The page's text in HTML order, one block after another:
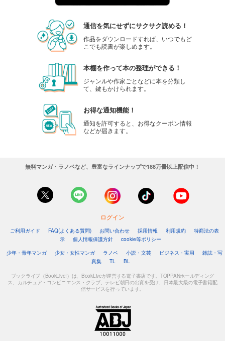
通信を気にせずにサクサク読める！
作品をダウンロードすれば、いつでもど
こでも読書が楽しめます。
本棚を作って本の整理ができる！
ジャンルや作家ごとなどに本を分類し
て、鍵もかけられます。
お得な通知機能！
通知を許可すると、お得なクーポン情報
などが届きます。
無料マンガ・ラノベなど、豊富なラインナップで188万冊以上配信中！
ログイン
ご利用ガイド FAQ(よくある質問) お問い合わせ 採用情報 利用規約
特商法の表
示
個人情報保護方針
cookie等ポリシー
少年・青年マンガ
少女・女性マンガ ラノベ 小説・文芸 ビジネス・実用
雑誌・写
真集
TL BL
ブックライブ（BookLive!）は、BookLiveが運営する電子書店です。TOPPANホールディング
ス、カルチュア・コンビニエンス・クラブ、テレビ朝日の出資を受け、日本最大級の電子書籍配
信サービスを行っています。